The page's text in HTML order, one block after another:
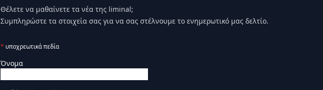
Θέλετε να μαθαίνετε τα νέα της liminal;
Συμπληρώστε τα στοιχεία σας για να σας στέλνουμε το ενημερωτικό μας δελτίο.
* υποχρεωτικά πεδία
Όνομα